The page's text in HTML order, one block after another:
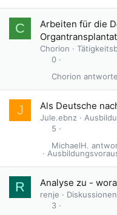
C
Arbeiten für die
Chorion
0
Chorion
J Als Deutsche
Jule.ebnz
5
MichaelH.
R Analyse zu -
renje
3